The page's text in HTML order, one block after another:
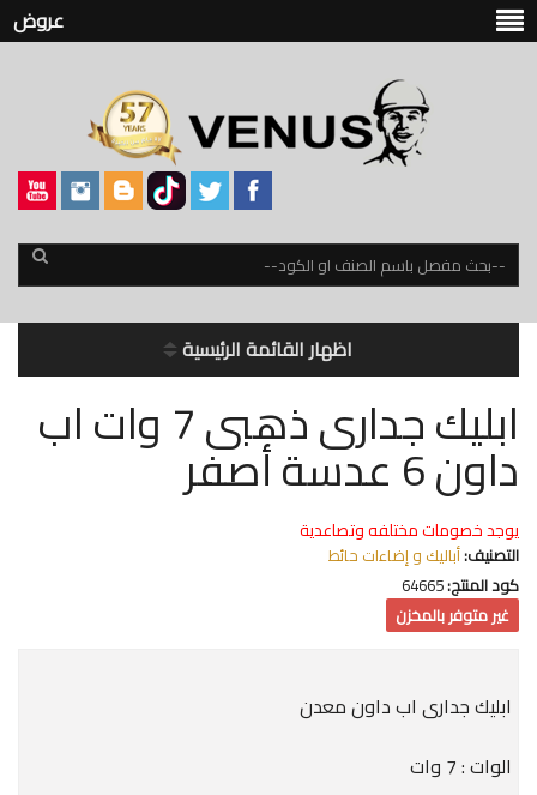
عروض
اظهار القائمة الرئيسية
ابليك جدارى ذهبى 7 وات اب
داون 6 عدسة أصفر
يوجد خصومات مختلفه وتصاعدية
التصنيف:أباليك و إضاءات حائط
كود المنتج:64665
غير متوفر بالمخزن
ابليك جدارى اب داون معدن
الوات : 7 وات